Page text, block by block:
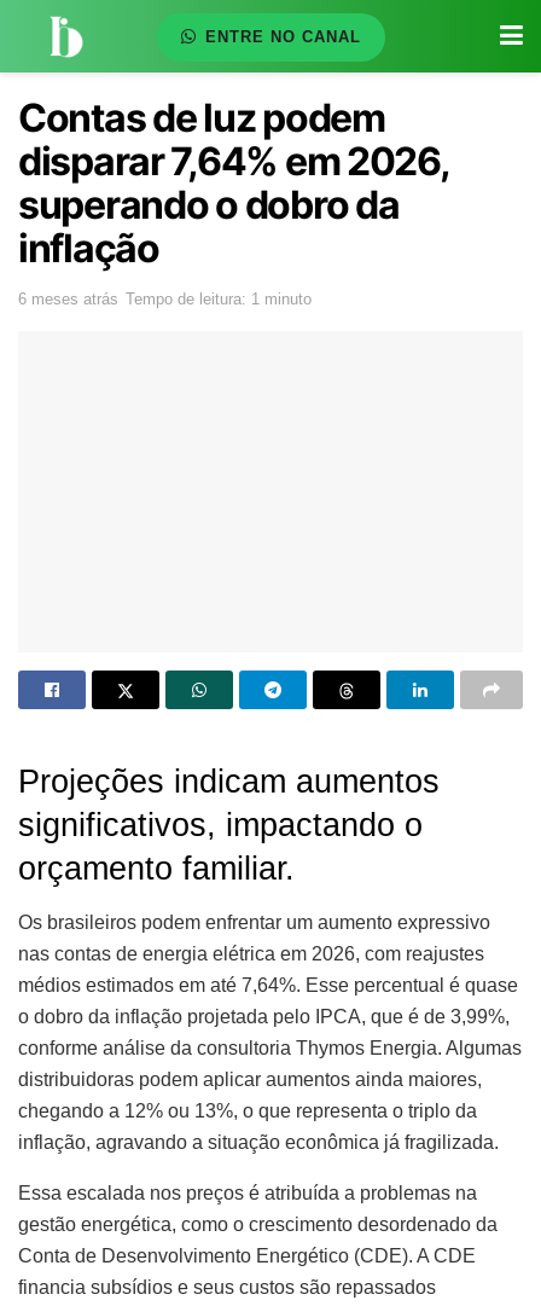
ENTRE NO CANAL
Contas de luz podem
disparar 7,64% em 2026,
superando o dobro da
inflação
6 meses atrás Tempo de leitura: 1 minuto
Projeções indicam aumentos
significativos, impactando o
orçamento familiar.
Os brasileiros podem enfrentar um aumento expressivo
nas contas de energia elétrica em 2026, com reajustes
médios estimados em até 7,64%. Esse percentual é quase
o dobro da inflação projetada pelo IPCA, que é de 3,99%,
conforme análise da consultoria Thymos Energia. Algumas
distribuidoras podem aplicar aumentos ainda maiores,
chegando a 12% ou 13%, o que representa o triplo da
inflação, agravando a situação econômica já fragilizada.
Essa escalada nos preços é atribuída a problemas na
gestão energética, como o crescimento desordenado da
Conta de Desenvolvimento Energético (CDE). A CDE
financia subsídios e seus custos são repassados